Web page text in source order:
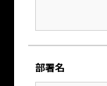
部署名